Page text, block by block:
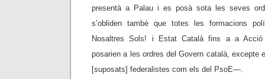
presentà a Palau i es posà sota les seves
s’obliden també que totes les formacions
Nosaltres Sols! i Estat Català fins a a Acció
posarien a les ordres del Govern català,
[suposats] federalistes com els del PsoE—.